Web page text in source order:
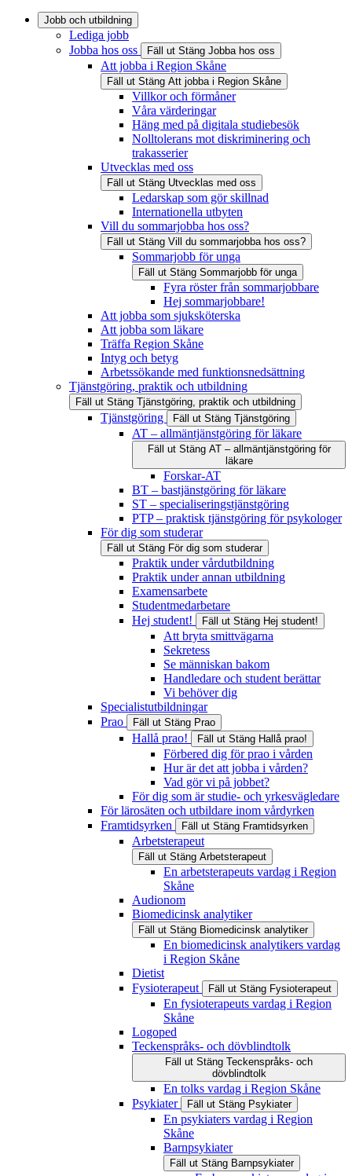
Jobb och utbildning
Lediga jobb
Jobba hos oss
Fäll ut Stäng Jobba hos oss
Att jobba i Region Skåne
Fäll ut Stäng Att jobba i Region Skåne
Villkor och förmåner
Våra värderingar
Häng med på digitala studiebesök
Nolltolerans mot diskriminering och
trakasserier
Utvecklas med oss
Fäll ut Stäng Utvecklas med oss
Ledarskap som gör skillnad
Internationella utbyten
Vill du sommarjobba hos oss?
Fäll ut Stäng Vill du sommarjobba hos oss?
Sommarjobb för unga
Fäll ut Stäng Sommarjobb för unga
Fyra röster från sommarjobbare
Hej sommarjobbare!
Att jobba som sjuksköterska
Att jobba som läkare
Träffa Region Skåne
Intyg och betyg
Arbetssökande med funktionsnedsättning
Tjänstgöring, praktik och utbildning
Fäll ut Stäng Tjänstgöring, praktik och utbildning
Tjänstgöring Fäll ut Stäng Tjänstgöring
AT – allmäntjänstgöring för läkare
Fäll ut Stäng AT – allmäntjänstgöring för
läkare
Forskar-AT
BT – bastjänstgöring för läkare
ST – specialiseringstjänstgöring
PTP – praktisk tjänstgöring för psykologer
För dig som studerar
Fäll ut Stäng För dig som studerar
Praktik under vårdutbildning
Praktik under annan utbildning
Examensarbete
Studentmedarbetare
Hej student!
Fäll ut Stäng Hej student!
Att bryta smittvägarna
Sekretess
Se människan bakom
Handledare och student berättar
Vi behöver dig
Specialistutbildningar
Prao
Fäll ut Stäng Prao
Hallå prao! Fäll ut Stäng Hallå prao!
Förbered dig för prao i vården
Hur är det att jobba i vården?
Vad gör vi på jobbet?
För dig som är studie- och yrkesvägledare
För lärosäten och utbildare inom vårdyrken
Framtidsyrken
Fäll ut Stäng Framtidsyrken
Arbetsterapeut
Fäll ut Stäng Arbetsterapeut
En arbetsterapeuts vardag i Region
Skåne
Audionom
Biomedicinsk analytiker
Fäll ut Stäng Biomedicinsk analytiker
En biomedicinsk analytikers vardag
i Region Skåne
Dietist
Fysioterapeut
Fäll ut Stäng Fysioterapeut
En fysioterapeuts vardag i Region
Skåne
Logoped
Teckenspråks- och dövblindtolk
Fäll ut Stäng Teckenspråks- och
dövblindtolk
En tolks vardag i Region Skåne
Psykiater
Fäll ut Stäng Psykiater
En psykiaters vardag i Region
Skåne
Barnpsykiater
Fäll ut Stäng Barnpsykiater